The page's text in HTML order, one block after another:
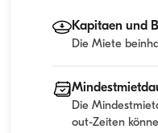
Kapitaen und
Die Miete
Die
out-Zeiten